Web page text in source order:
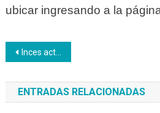
ubicar ingresando a la
Navegación
de
entradas
Inces actualiza sus cursos y aspira atender a más de 1.000.000 de venezolanos en 2023
ENTRADAS RELACIONADAS